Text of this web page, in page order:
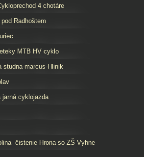
4 chotáre
Radhoštem
MTB HV cyklo
studna-marcus-Hlinik
jarná cyklojazda
čistenie Hrona so ZŠ Vyhne